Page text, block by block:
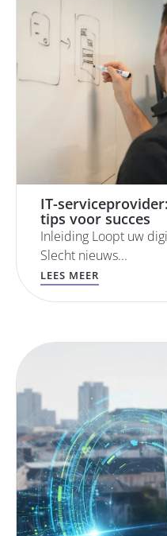
IT-
tips voor succes
Inleiding Loopt uw
Slecht nieuws...
LEES MEER